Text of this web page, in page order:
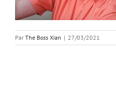
Par The Boss Xian | 27/03/2021